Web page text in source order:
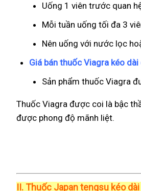
Uống 1 viên trước quan
Mỗi tuần uống tối đa 3
Nên uống với nước lọc
Giá bán thuốc Viagra kéo dài
Sản phẩm thuốc Viagra
Thuốc Viagra được coi là bậc
được phong độ mãnh liệt.
II. Thuốc Japan tengsu kéo